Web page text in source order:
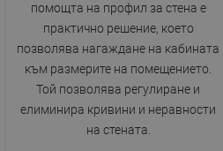
помощта на профил за стена е
практично решение, което
позволява нагаждане на кабината
към размерите на помещението.
Той позволява регулиране и
елиминира кривини и неравности
на стената.